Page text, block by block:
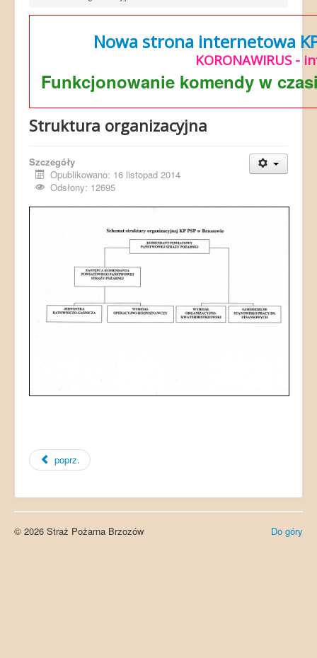
Nowa strona internetowa
KORONAWIRUS -
Funkcjonowanie komendy w
Struktura organizacyjna
Szczegóły
Opublikowano: 16 listopad 2014
Odsłony: 12695
poprz.
Do góry
© 2026 Straż Pożarna Brzozów